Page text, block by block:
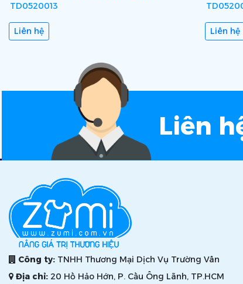
TD0520013
Liên hệ Liên hệ
Liên
Công ty: TNHH Thương Mại Dịch Vụ Trường Vân
Địa chỉ: 20 Hồ Hảo Hớn, P. Cầu Ông Lãnh, TP.HCM